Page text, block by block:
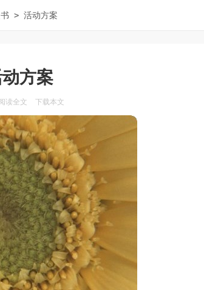
> 活动方案
方案
读全文 下载本文